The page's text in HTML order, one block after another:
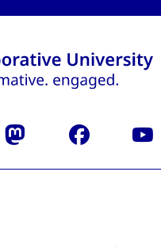
Mastodon Facebook